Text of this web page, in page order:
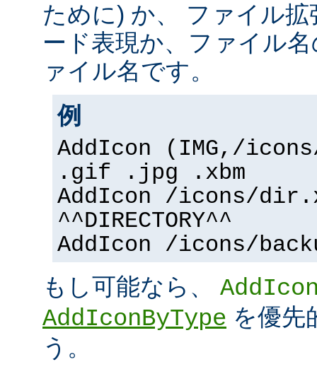
ために) か、 ファイル
ード表現か、ファイル
ァイル名です。
例
AddIcon (IMG,/
.gif .jpg .xbm
AddIcon /icons/
^^DIRECTORY^^
AddIcon /icons/
もし可能なら、
AddIconByType を優先
う。